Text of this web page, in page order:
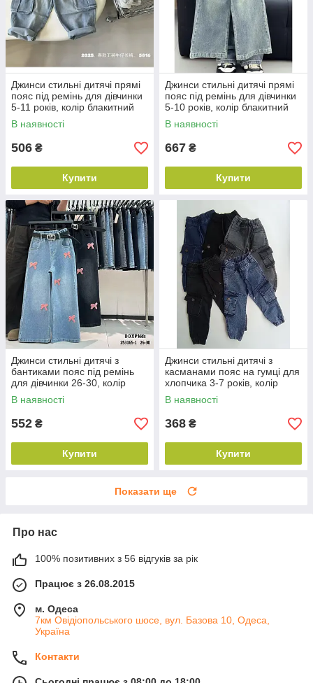
Джинси стильні дитячі прямі
пояс під ремінь для дівчинки
5-11 років, колір блакитний
В наявності
506 ₴
Купити
Джинси стильні дитячі прямі
пояс під ремінь для дівчинки
5-10 років, колір блакитний
В наявності
667 ₴
Купити
Джинси стильні дитячі з
бантиками пояс під ремінь
для дівчинки 26-30, колір
уточнюйте під час
замовлення
В наявності
552 ₴
Купити
Джинси стильні дитячі з
касманами пояс на гумці для
хлопчика 3-7 років, колір
уточнюйте під час
замовлення
В наявності
368 ₴
Купити
Показати ще
Про нас
100% позитивних з 56 відгуків за рік
Працює з 26.08.2015
м. Одеса
7км Овідіопольського шосе, вул. Базова 10, Одеса,
Україна
Контакти